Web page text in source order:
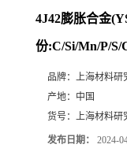
4J42膨胀合金
份:C/Si/Mn/P/S/
品牌： 上海材料研
产地： 中国
货号： 上海材料研
发布日期： 2024-